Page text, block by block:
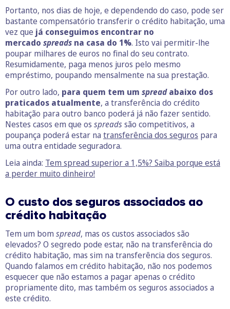
Portanto, nos dias de hoje, e dependendo do caso, pode ser
bastante compensatório transferir o crédito habitação, uma
vez que já conseguimos encontrar no
mercado spreads na casa do 1%. Isto vai permitir-lhe
poupar milhares de euros no final do seu contrato.
Resumidamente, paga menos juros pelo mesmo
empréstimo, poupando mensalmente na sua prestação.
Por outro lado, para quem tem um spreadabaixo dos
praticados atualmente, a transferência do crédito
habitação para outro banco poderá já não fazer sentido.
Nestes casos em que os spreadssão competitivos, a
poupança poderá estar na transferência dos seguros para
uma outra entidade seguradora.
Leia ainda: Tem spread superior a 1,5%? Saiba porque está
a perder muito dinheiro!
O custo dos seguros associados ao
crédito habitação
Tem um bom spread, mas os custos associados são
elevados? O segredo pode estar, não na transferência do
crédito habitação, mas sim na transferência dos seguros.
Quando falamos em crédito habitação, não nos podemos
esquecer que não estamos a pagar apenas o crédito
propriamente dito, mas também os seguros associados a
este crédito.